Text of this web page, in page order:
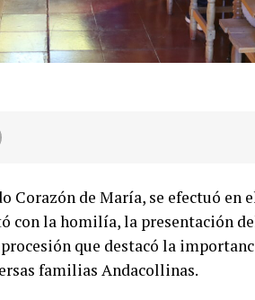
Corazón de María, se efectuó en
con la homilía, la presentación
que destacó la
familias Andacollinas.